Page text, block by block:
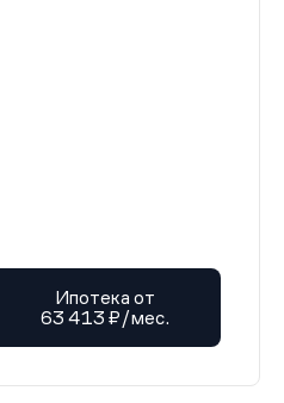
Ипотека от
63 413 ₽/мес.